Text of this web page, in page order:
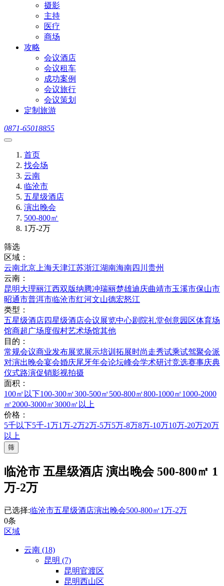
摄影
主持
医疗
商场
攻略
会议酒店
会议租车
成功案例
会议旅行
会议策划
定制旅游
0871-65018855
首页
找会场
云南
临沧市
五星级酒店
演出晚会
500-800㎡
1万-2万
筛选
区域：
云南北京 上海天津江苏浙江湖南海南四川 贵州
云南：
昆明大理丽江西双版纳腾冲瑞丽楚雄迪庆曲靖市玉溪市保山市
昭通市普洱市临沧市红河文山德宏怒江
类型：
五星级酒店四星级酒店会议展览中心剧院礼堂创意园区体育场
馆商超广场度假村艺术场馆其他
目的：
常规会议商业发布展览展示培训拓展时尚走秀试乘试驾聚会派
对演出晚会宴会婚庆尾牙年会论坛峰会学术研讨竞选赛事庆典
仪式路演促销影视拍摄
面积：
100㎡以下100-300㎡300-500㎡500-800㎡800-1000㎡1000-2000
㎡2000-3000㎡3000㎡以上
价格：
5千以下5千-1万1万-2万2万-5万5万-8万8万-10万10万-20万20万
以上
筛
临沧市 五星级酒店 演出晚会 500-800㎡ 1
万-2万
已选择:临沧市五星级酒店演出晚会500-800㎡1万-2万
0条
区域
云南 (18)
昆明 (7)
昆明官渡区
昆明西山区